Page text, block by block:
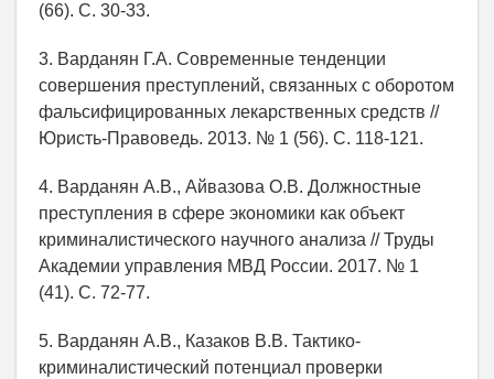
(66). С. 30-33.
3. Варданян Г.А. Современные тенденции
совершения преступлений, связанных с оборотом
фальсифицированных лекарственных средств //
Юристь-Правоведь. 2013. № 1 (56). С. 118-121.
4. Варданян А.В., Айвазова О.В. Должностные
преступления в сфере экономики как объект
криминалистического научного анализа // Труды
Академии управления МВД России. 2017. № 1
(41). С. 72-77.
5. Варданян А.В., Казаков В.В. Тактико-
криминалистический потенциал проверки